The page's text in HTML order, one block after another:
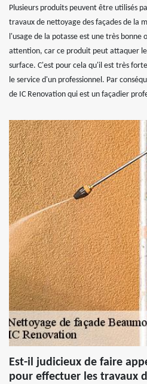
Plusieurs produits peuvent être utilisés
travaux de nettoyage des façades de la
l'usage de la potasse est une très
attention, car ce produit peut attaquer
surface. C'est pour cela qu'il est très
le service d'un professionnel. Par
de IC Renovation qui est un façadier
Est-il judicieux de faire
pour effectuer les travaux